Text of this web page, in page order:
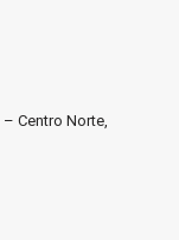
Centro Norte,